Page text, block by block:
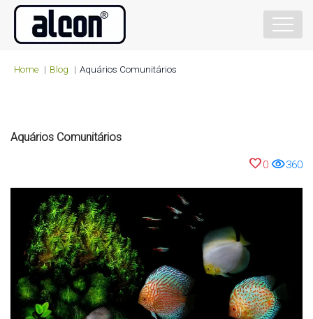
Home Blog Aquários Comunitários
Aquários Comunitários
favorite0 visibility360